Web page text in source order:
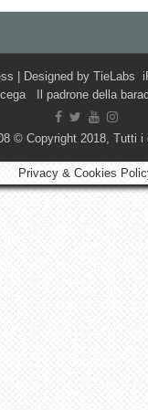
| Designed by TieLabs
Il padrone della
© Copyright 2018, Tutti i
Privacy & Cookies